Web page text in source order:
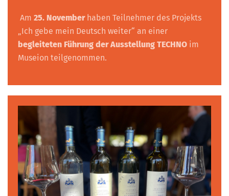
Am 25. Novemberhaben Teilnehmer des Projekts
„Ich gebe mein Deutsch weiter“ an einer
begleiteten Führung der Ausstellung TECHNO im
Museion teilgenommen.